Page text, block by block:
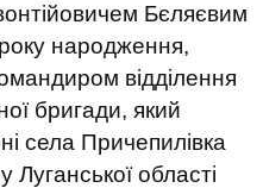
Бєляєвим
народження,
відділення
бригади, який
села Причепилівка
області